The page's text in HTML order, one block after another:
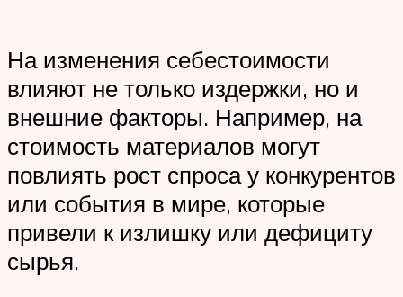
На изменения себестоимости
влияют не только издержки, но и
внешние факторы. Например, на
стоимость материалов могут
повлиять рост спроса у конкурентов
или события в мире, которые
привели к излишку или дефициту
сырья.